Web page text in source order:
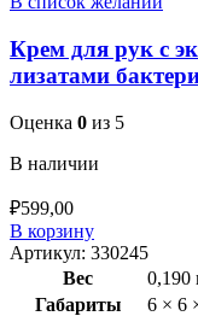
Крем для рук с
лизатами
Оценка 0 из 5
В наличии
₽599,00
В корзину
Артикул: 330245
Вес
0,190
Габариты
6 × 6